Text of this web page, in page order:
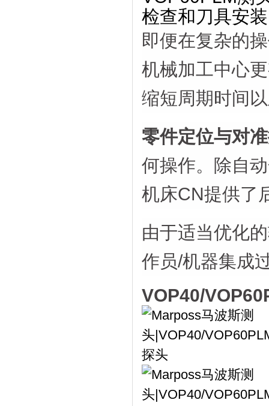
检查和刀具安
即便在复杂的
机械加工中心
缩短周期时间
零件定位与对
何操作。除自
机床CN提供了
由于适当优化
作员/机器集成
VOP40/